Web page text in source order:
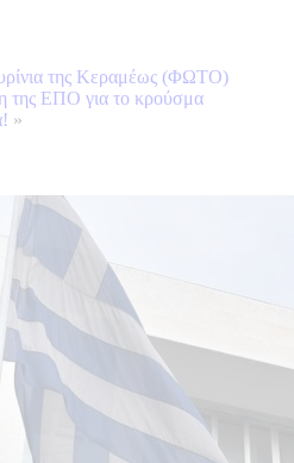
της Κεραμέως (ΦΩΤΟ)
της ΕΠΟ για το κρούσμα
»